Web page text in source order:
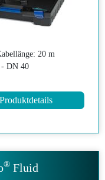
20 m
DN 40
Produktdetails
®Fluid